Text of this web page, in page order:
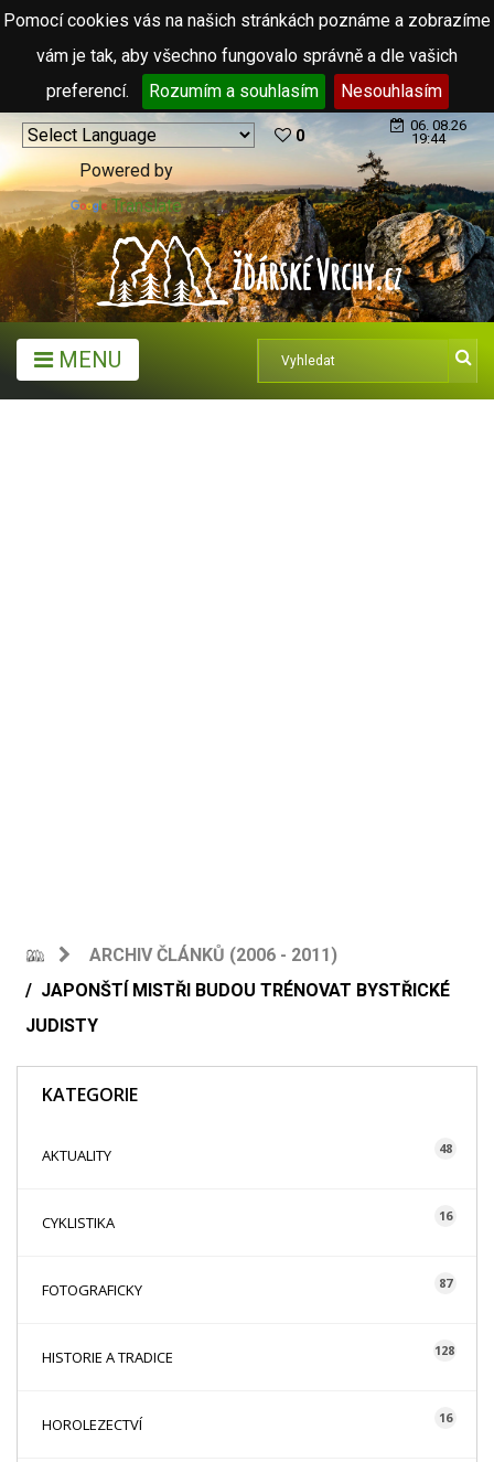
Pomocí cookies vás na našich stránkách poznáme a zobrazíme
vám je tak, aby všechno fungovalo správně a dle vašich
preferencí.
Rozumím a souhlasím Nesouhlasím
Powered by
Translate
0
06. 08.26
19:44
MENU
ARCHIV ČLÁNKŮ (2006 - 2011)
JAPONŠTÍ MISTŘI BUDOU TRÉNOVAT BYSTŘICKÉ
JUDISTY
KATEGORIE
AKTUALITY 48
CYKLISTIKA 16
FOTOGRAFICKY 87
HISTORIE A TRADICE 128
HOROLEZECTVÍ 16